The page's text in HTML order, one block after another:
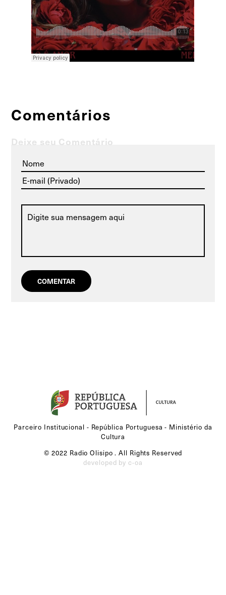
Comentários
Deixe seu Comentário
Parceiro Institucional - República Portuguesa - Ministério da
Cultura
© 2022 Radio Olisipo . All Rights Reserved
developed by c-oa